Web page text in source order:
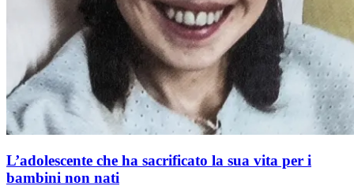
L’adolescente che ha sacrificato la sua vita per i
bambini non nati